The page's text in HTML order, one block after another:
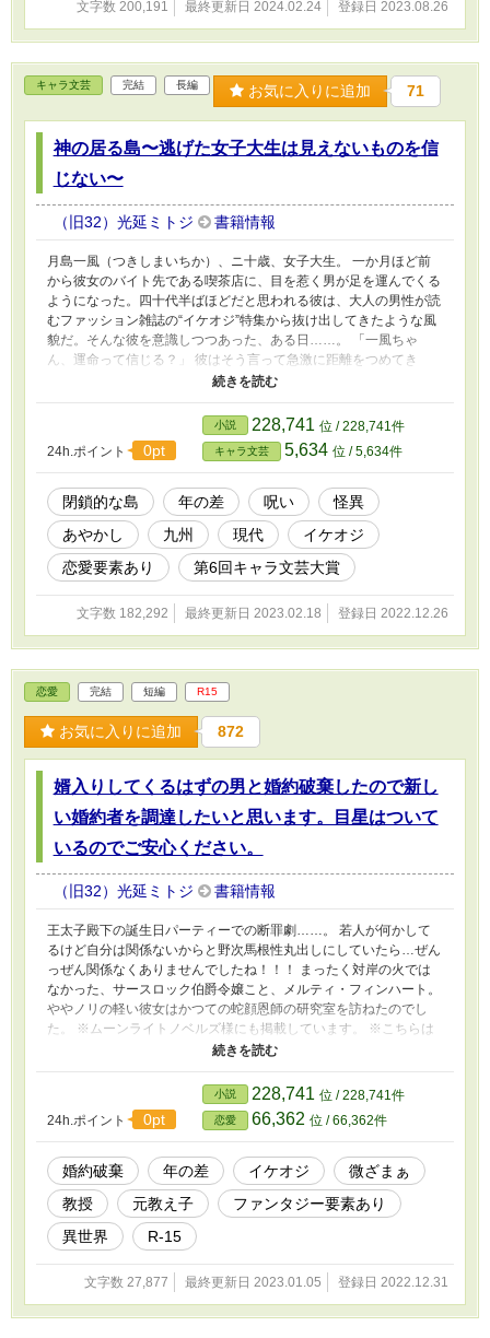
文字数 200,191 最終更新日 2024.02.24 登録日 2023.08.26
キャラ文芸 完結 長編 お気に入りに追加 71
神の居る島〜逃げた女子大生は見えないものを信
じない〜
（旧32）光延ミトジ 書籍情報
月島一風（つきしまいちか）、ニ十歳、女子大生。 一か月ほど前
から彼女のバイト先である喫茶店に、目を惹く男が足を運んでくる
ようになった。四十代半ばほどだと思われる彼は、大人の男性が読
むファッション雑誌の“イケオジ”特集から抜け出してきたような風
貌だ。そんな彼を意識しつつあった、ある日……。 「一風ちゃ
ん、運命って信じる？」 彼はそう言って急激に距離をつめてき
た。 男の名前は神々廻慈郎（ししばじろう）。彼は何故か、一風
が捨てたはずの過去を知っていた。 「君は神の居る島で生まれ育
ったんだろう？」 彼女の故郷、環音螺島（かんねらじま）、別名
――神の居る島。 島民は、神を崇めている。怪異を恐れている。
呪いを信じている。あやかしと共に在ると謳っている。島に住む人
間は、目に見えない、フィクションのような世界に生きていた。
なんて不気味なのだろう。そんな島に生まれ、十五年も生きていた
ことが、一風はおぞましくて仕方がない。馬鹿げた祭事も、小学校
で覚えさせられた祝詞も、環音螺島で身についた全てのものが、気
持ち悪かった。 だから彼女は、過去を捨てて島を出た。そんな一
風に、『探偵』を名乗った神々廻がある取引を持ち掛ける。 「閉
鎖的な島に足を踏み入れるには、中の人間に招き入れてもらうのが
一番なんだよ。僕をつれて行ってくれない？ 渋くて格好いい、年
上の婚約者として」 断ろうとした一風だが、続いた言葉に固ま
てあげるよ」 ――二十歳の夏、月島一風は神の居る島に戻ること
にした。 (第6回キャラ文芸大賞で奨励賞をいただきました。応援し
てくださった方、ありがとうございました！)
24h.ポイント 0pt
小説 228,741 位 / 228,741件
キャラ文芸 5,634 位 / 5,634件
閉鎖的な島 年の差 呪い
怪異
あやかし
九州 現代
イケオジ
恋愛要素あり
第6回キャラ文芸大賞
文字数 182,292 最終更新日 2023.02.18 登録日 2022.12.26
恋愛 完結 短編 R15
お気に入りに追加 872
婿入りしてくるはずの男と婚約破棄したので新し
い婚約者を調達したいと思います。目星はついて
いるのでご安心ください。
（旧32）光延ミトジ 書籍情報
王太子殿下の誕生日パーティーでの断罪劇……。 若人が何かして
るけど自分は関係ないからと野次馬根性丸出しにしていたら…ぜん
っぜん関係なくありませんでしたね！！！ まったく対岸の火では
なかった、サースロック伯爵令嬢こと、メルティ・フィンハート。
ややノリの軽い彼女はかつての蛇顔恩師の研究室を訪ねたのでし
た。 ※ムーンライトノベルズ様にも掲載しています。 ※こちらは
全年齢用に編集したものです。 ※R15を思わせるシーンには「＊」
24h.ポイント 0pt
小説 228,741 位 / 228,741件
恋愛 66,362 位 / 66,362件
婚約破棄 年の差 イケオジ
微ざまぁ
教授
元教え子
ファンタジー要素あり
異世界
R-15
文字数 27,877 最終更新日 2023.01.05 登録日 2022.12.31